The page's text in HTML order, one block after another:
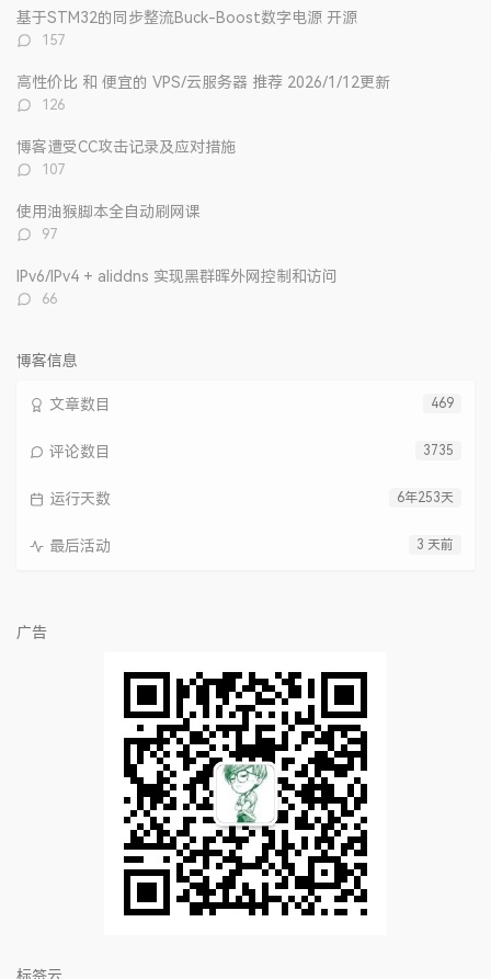
文
评
基于STM32的同步整流Buck-Boost数字电源 开源
评
数：
157
高性价比 和 便宜的 VPS/云服务器 推荐 2026/1/12更新
评
数：
126
博客遭受CC攻击记录及应对措施
评
数：
107
使用油猴脚本全自动刷网课
评
数：
97
IPv6/IPv4 + aliddns 实现黑群晖外网控制和访问
评
66
博客信息
469
文章数目
3735
评论数目
6年253天
运行天数
3 天前
最后活动
广告